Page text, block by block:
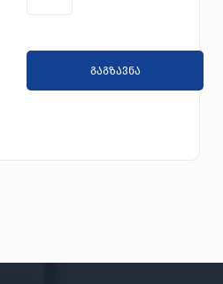
გაგზავნა